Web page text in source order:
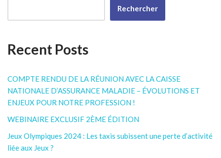
Rechercher
Recent Posts
COMPTE RENDU DE LA RÉUNION AVEC LA CAISSE
NATIONALE D’ASSURANCE MALADIE – ÉVOLUTIONS ET
ENJEUX POUR NOTRE PROFESSION !
WEBINAIRE EXCLUSIF 2ÈME ÉDITION
Jeux Olympiques 2024 : Les taxis subissent une perte d’activité
liée aux Jeux ?